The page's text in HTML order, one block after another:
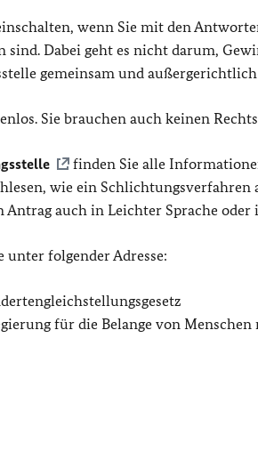
wenn Sie mit den
Dabei geht es nicht darum,
gemeinsam und
Sie brauchen auch keinen
finden Sie alle
wie ein
auch in Leichter Sprache
folgender Adresse:
für die Belange von